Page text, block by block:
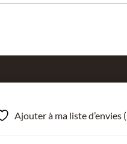
Ajouter à ma liste